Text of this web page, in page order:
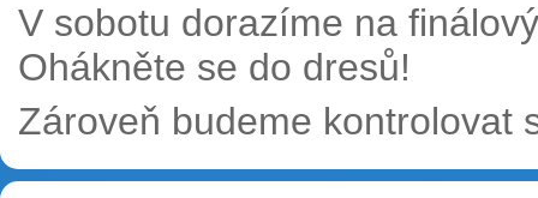
V sobotu dorazíme na
Ohákněte se do dresů!
Zároveň budeme kontrolovat